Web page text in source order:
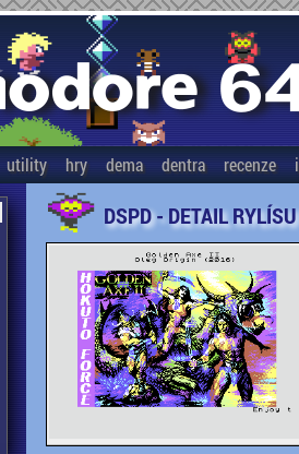
utility hry dema dentra recenze
DSPD - DETAIL RYLÍSU